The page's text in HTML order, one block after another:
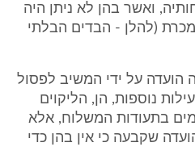
ואשר בהן לא ניתן היה
(להלן - הבדים הבלתי
הועדה על ידי המשיב לפסול
נוספות, הן, הליקוים
בתעודות המשלוח, אלא
שקבעה כי אין בהן כדי